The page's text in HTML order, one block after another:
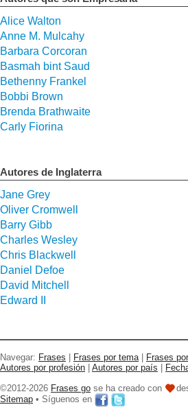
Alice Walton
Anne M. Mulcahy
Barbara Corcoran
Basmah bint Saud
Bethenny Frankel
Bobbi Brown
Brenda Brathwaite
Carly Fiorina
Autores de Inglaterra
Jane Grey
Oliver Cromwell
Barry Gibb
Charles Wesley
Chris Blackwell
Daniel Defoe
David Mitchell
Edward II
Navegar: Frases Frases por tema| Frases
Autores por profesión
Autores por país
©2012-2026 Frases go se ha creado con
Sitemap • Síguenos en